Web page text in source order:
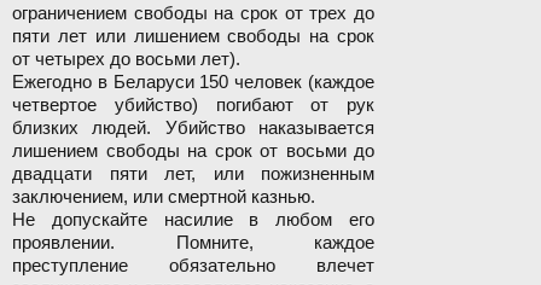
ограничением свободы на срок от трех до
пяти лет или лишением свободы на срок
от четырех до восьми лет).
Ежегодно в Беларуси 150 человек (каждое
четвертое убийство) погибают от рук
близких людей. Убийство наказывается
лишением свободы на срок от восьми до
двадцати пяти лет, или пожизненным
заключением, или смертной казнью.
Не допускайте насилие в любом его
проявлении. Помните, каждое
преступление обязательно влечет